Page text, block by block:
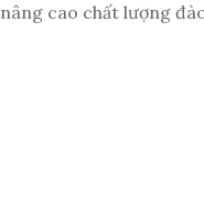
cao chất lượng